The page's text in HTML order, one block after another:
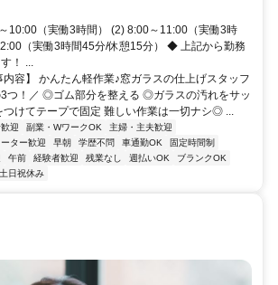
通勤OK＆無料駐車場あり
10:00（実働3時間） (2) 8:00～11:00（実働3時
（実働3時間45分/休憩15分） ◆ 上記から勤務
！ ...
容】 かんたん軽作業♪窓ガラスの仕上げスタッフ
つ！／ ◎ゴム部分を整える ◎ガラスの汚れをサッ
けてテープで固定 難しい作業は一切ナシ◎ ...
迎 副業・WワークOK
主婦・主夫歓迎
ター歓迎 早朝 学歴不問 車通勤OK
固定時間制
午前 経験者歓迎 残業なし 週払いOK
ブランクOK
土日祝休み